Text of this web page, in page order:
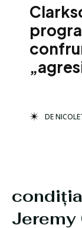
DE
Jeremy